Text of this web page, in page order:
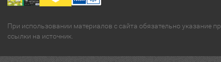
При использовании материалов с сайта обязательно указание
ссылки на источник.